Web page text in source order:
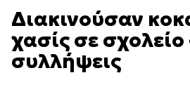
Διακινούσαν
χασίς σε σχολείο
συλλήψεις